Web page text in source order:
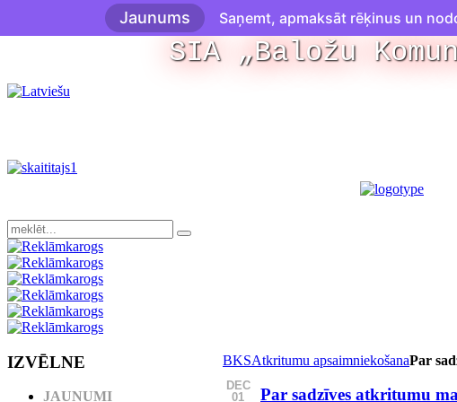
SIA „Baložu
BKSAtkritumu apsaimniekošanaPar
DEC
01
Par sadzīves atkritumu
IZVĒLNE
JAUNUMI
Jaunums Saņemt, apmaksāt rēķinus un